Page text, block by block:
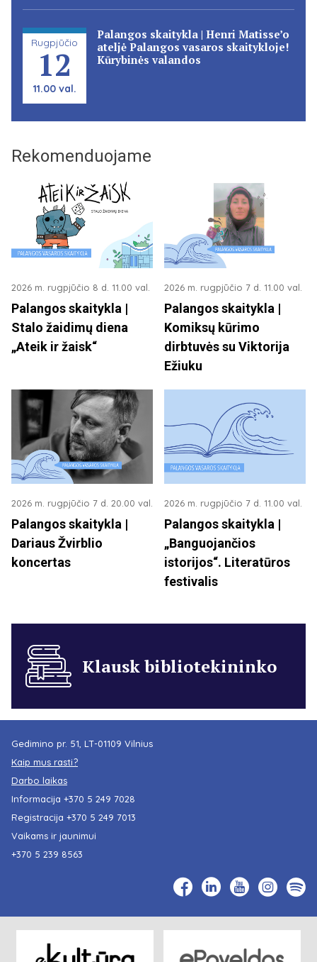
Rugpjūčio
12
11.00 val.
Palangos skaitykla | Henri Matisse’o
ateljė Palangos vasaros skaitykloje!
Kūrybinės valandos
Rekomenduojame
2026 m. rugpjūčio 8 d. 11.00 val.
Palangos skaitykla |
Stalo žaidimų diena
„Ateik ir žaisk“
2026 m. rugpjūčio 7 d. 11.00 val.
Palangos skaitykla |
Komiksų kūrimo
dirbtuvės su Viktorija
Ežiuku
2026 m. rugpjūčio 7 d. 20.00 val.
Palangos skaitykla |
Dariaus Žvirblio
koncertas
2026 m. rugpjūčio 7 d. 11.00 val.
Palangos skaitykla |
„Banguojančios
istorijos“. Literatūros
festivalis
Klausk bibliotekininko
Gedimino pr. 51, LT-01109 Vilnius
Kaip mus rasti?
Darbo laikas
Informacija +370 5 249 7028
Registracija +370 5 249 7013
Vaikams ir jaunimui
+370 5 239 8563